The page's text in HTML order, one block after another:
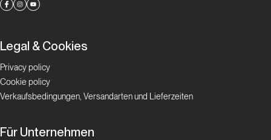
Legal & Cookies
Privacy policy
Cookie policy
Verkaufsbedingungen, Versandarten und Lieferzeiten
Für Unternehmen